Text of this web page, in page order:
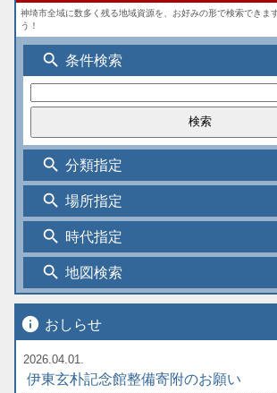
神埼市全域に数多く残る地域資源を、お好みの形で検索できま
う！
search 条件検索
search 分類指定
search 場所指定
search 時代指定
search 地図検索
info おしらせ
2026.04.01.
伊東玄朴記念館整備寄附のお願い